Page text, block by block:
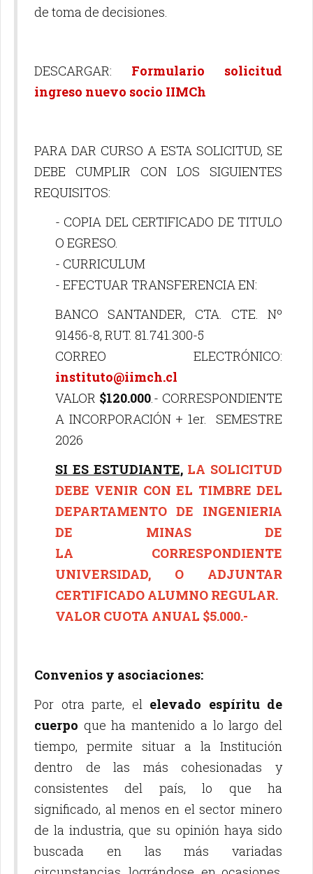
de toma de decisiones.
DESCARGAR: Formulario solicitud
ingreso nuevo socio IIMCh
PARA DAR CURSO A ESTA SOLICITUD, SE
DEBE CUMPLIR CON LOS SIGUIENTES
REQUISITOS:
- COPIA DEL CERTIFICADO DE TITULO
O EGRESO.
- CURRICULUM
- EFECTUAR TRANSFERENCIA EN:
BANCO SANTANDER, CTA. CTE. Nº
91456-8, RUT. 81.741.300-5
CORREO ELECTRÓNICO:
instituto@iimch.cl
VALOR $120.000.- CORRESPONDIENTE
A INCORPORACIÓN + 1er. SEMESTRE
2026
SI ES ESTUDIANTE, LA SOLICITUD
DEBE VENIR CON EL TIMBRE DEL
DEPARTAMENTO DE INGENIERIA
DE MINAS DE
LA CORRESPONDIENTE
UNIVERSIDAD, O ADJUNTAR
CERTIFICADO ALUMNO REGULAR.
VALOR CUOTA ANUAL $5.000.-
Convenios y asociaciones:
Por otra parte, el elevado espíritu de
cuerpo que ha mantenido a lo largo del
tiempo, permite situar a la Institución
dentro de las más cohesionadas y
consistentes del país, lo que ha
significado, al menos en el sector minero
de la industria, que su opinión haya sido
buscada en las más variadas